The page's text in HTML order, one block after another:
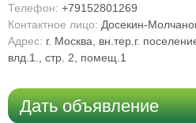
Телефон: +79152801269
Контактное лицо: Досекин-
Адрес: г. Москва, вн.тер.г.
влд.1., стр. 2, помещ.1
Дать объявление